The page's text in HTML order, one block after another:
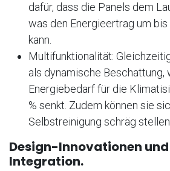
dafür, dass die Panels dem
was den Energieertrag um
kann.
Multifunktionalität:
als dynamische Beschattung,
Energiebedarf für die
% senkt. Zudem können sie
Selbstreinigung schräg
Design-Innovationen
Integration.